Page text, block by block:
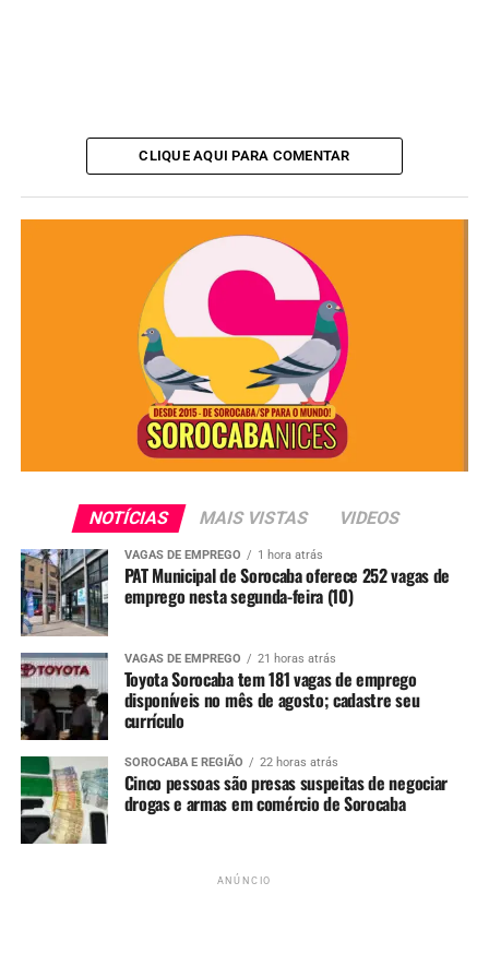
sobre remédio para diabetes, quando aproveitou a
situação para tentar levar o dinheiro do seu Wilson, que
mesmo com 81 anos, 1,60 de altura, conseguiu dar uma
lição no sujeito.
ANÚNCIO
Redação
See Full Bio
CLIQUE AQUI PARA COMENTAR
NOTÍCIAS MAIS VISTAS VIDEOS
VAGAS DE EMPREGO 1 hora atrás
PAT Municipal de Sorocaba oferece 252 vagas de
emprego nesta segunda-feira (10)
VAGAS DE EMPREGO 21 horas atrás
Toyota Sorocaba tem 181 vagas de emprego
disponíveis no mês de agosto; cadastre seu
currículo
SOROCABA E REGIÃO 22 horas atrás
Cinco pessoas são presas suspeitas de negociar
drogas e armas em comércio de Sorocaba
ANÚNCIO